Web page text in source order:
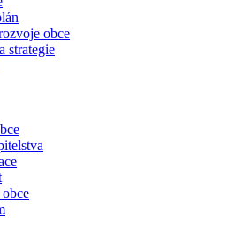
obce
strategie